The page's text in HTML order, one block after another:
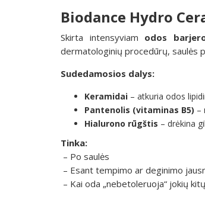
Biodance Hydro
Skirta intensyviam odos
dermatologinių procedūrų, saulės
Sudedamosios dalys:
Keramidai – atkuria odos
Pantenolis (vitaminas B5) –
Hialurono rūgštis – drėkina
Tinka:
– Po saulės
– Esant tempimo ar deginimo
– Kai oda „nebetoleruoja“ jokių